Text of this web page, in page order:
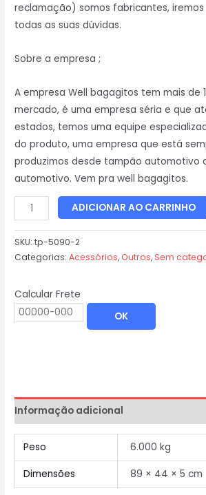
reclamação) somos fabricantes,
todas as suas dúvidas.
Sobre a empresa ;
A empresa Well bagagitos tem mais de
mercado, é uma empresa séria e que
estados, temos uma equipe
do produto, uma empresa que está
produzimos desde tampão automotivo
automotivo. Vem pra well bagagitos.
ADICIONAR AO CARRINHO
SKU:tp-5090-2
Categorias:Acessórios,Outros, Sem
Calcular Frete
OK
Informação adicional
Peso 6.000 kg
Dimensões 89 × 44 × 5 cm